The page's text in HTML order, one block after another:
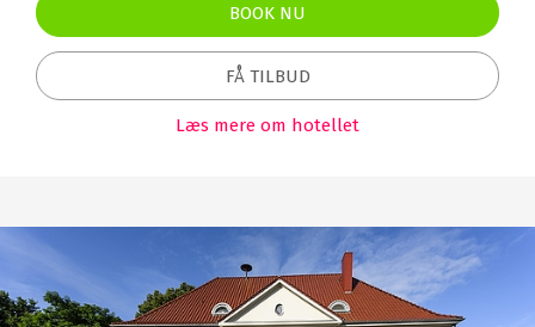
BOOK NU
FÅ TILBUD
Læs mere om hotellet